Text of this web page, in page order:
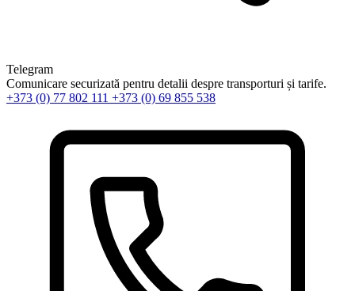
Telegram
Comunicare securizată pentru detalii despre transporturi și tarife.
+373 (0) 77 802 111 +373 (0) 69 855 538